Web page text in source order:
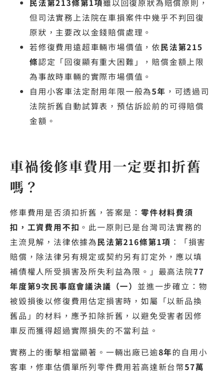
民法第213條第1項雖以回復原狀為賠償原則，
但司法實務上法院在車損案件中幾乎不判回復
原狀，主要改以金錢賠償處理。
若修復費用遠超車輛市場價值，依民法第215
條認定「回復顯有重大困難」，賠償金額上限
為事故時車輛的實際市場價值。
自用小客車法定耐用年限一般為5年 ，可透過司
法院折舊自動試算表，預估訴訟前的可得賠償
金額。
車禍後修車費用一定要扣折舊
嗎？
修車費用是否須扣折舊，答案是： 零件材料費須
扣，工資費用不扣 。此一原則已是台灣司法實務的
主流見解，法律依據為民法第216條第1項 ：「損害
賠償，除法律另有規定或契約另有訂定外，應以填
補債權人所受損害及所失利益為限。」最高法院77
年度第9次民事庭會議決議（一） 並進一步確立：物
被毀損後以修復費用估定損害時，如屬「以新品換
舊品」的材料，應予扣除折舊，以避免受害者因修
車反而獲得超過實際損失的不當利益。
實務上的衝擊相當顯著。一輛出廠已逾8年的自用小
客車，修車估價單所列零件費用若高達新台幣57萬